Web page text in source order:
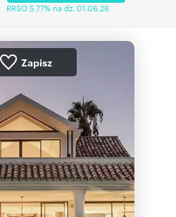
RRSO 5,77% na dz. 01.06.26
Zapisz